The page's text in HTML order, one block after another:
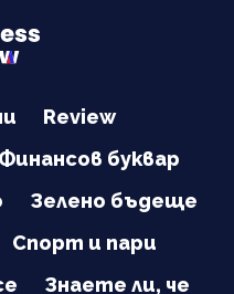
Review
Финансов буквар
Зелено бъдеще
Спорт и пари
Знаете ли, че